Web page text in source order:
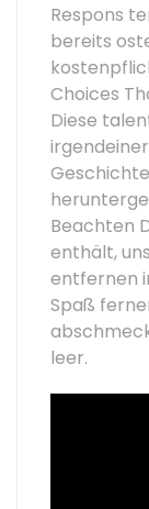
Respons
bereits
Choices
Diese
Beachten
enthält,
entfernen
Spaß
leer.